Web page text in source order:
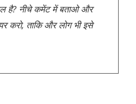
है? नीचे कमेंट में बताओ और
करो, ताकि और लोग भी इसे